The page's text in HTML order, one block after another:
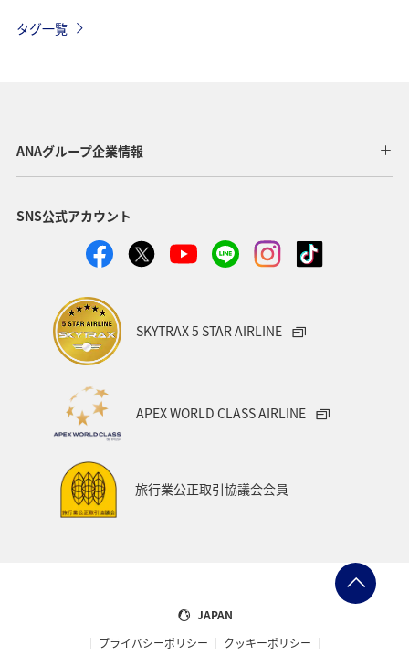
グルメ 冬 夏 韓国 イタリア 秋
アメリカ・カナダ・中南米
クリスマス 春 フィリピン
タグ一覧
ANAグループ企業情報
SNS公式アカウント
SKYTRAX 5 STAR AIRLINE
APEX WORLD CLASS AIRLINE
旅行業公正取引協議会会員
JAPAN
プライバシーポリシー
クッキーポリシー